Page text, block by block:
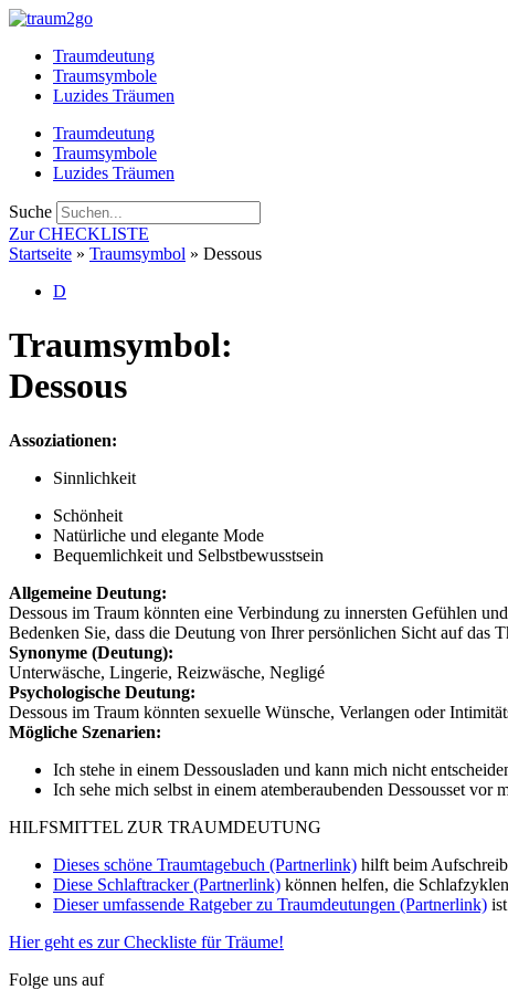
Zum
springenTraumdeutung
Traumsymbole
Luzides Träumen
Traumdeutung
Traumsymbole
Luzides Träumen
Suche
Zur CHECKLISTE
Startseite » Traumsymbol » Dessous
D
Traumsymbol:
Dessous
Assoziationen:
Sinnlichkeit
Schönheit
Natürliche und elegante Mode
Bequemlichkeit und Selbstbewusstsein
Allgemeine Deutung:
Dessous im Traum könnten eine Verbindung zu innersten Gefühlen
Bedenken Sie, dass die Deutung von Ihrer persönlichen Sicht auf das
Synonyme (Deutung):
Unterwäsche, Lingerie, Reizwäsche, Negligé
Psychologische Deutung:
Dessous im Traum könnten sexuelle Wünsche, Verlangen oder
Mögliche Szenarien:
Ich stehe in einem Dessousladen und kann mich nicht
Ich sehe mich selbst in einem atemberaubenden Dessousset
HILFSMITTEL ZUR TRAUMDEUTUNG
Dieses schöne Traumtagebuch (Partnerlink) hilft beim
Diese Schlaftracker (Partnerlink) können helfen, die
Dieser umfassende Ratgeber zu Traumdeutungen (Partnerlink)
Hier geht es zur Checkliste für Träume!
Folge uns auf